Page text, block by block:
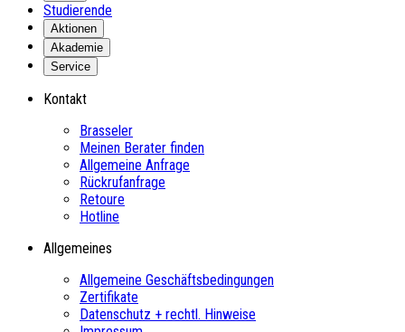
Studierende
Aktionen
Akademie
Service
Kontakt
Brasseler
Meinen Berater finden
Allgemeine Anfrage
Rückrufanfrage
Retoure
Hotline
Allgemeines
Allgemeine Geschäftsbedingungen
Zertifikate
Datenschutz + rechtl. Hinweise